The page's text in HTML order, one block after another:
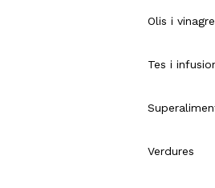
Olis i
Tes i
Verdures